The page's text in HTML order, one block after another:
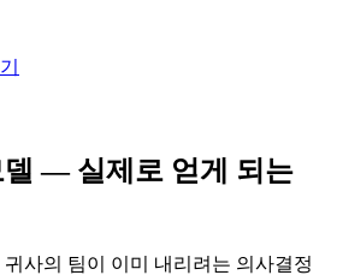
— 실제로 얻게 되는
사의 팀이 이미 내리려는 의사결정